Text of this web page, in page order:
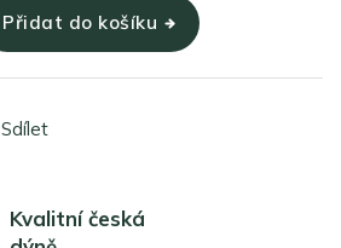
Přidat do košíku
Sdílet
Kvalitní česká